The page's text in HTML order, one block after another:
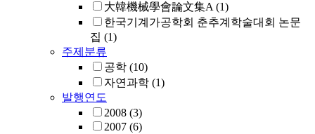
大韓機械學會論文集A (1)
한국기계가공학회 춘추계학술대회 논문
집 (1)
주제분류
공학 (10)
자연과학 (1)
발행연도
2008 (3)
2007 (6)